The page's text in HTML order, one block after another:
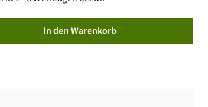
In den Warenkorb